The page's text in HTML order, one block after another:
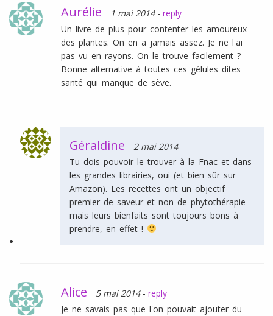
Aurélie 1 mai 2014 - reply
Un livre de plus pour contenter les amoureux
des plantes. On en a jamais assez. Je ne l'ai
pas vu en rayons. On le trouve facilement ?
Bonne alternative à toutes ces gélules dites
santé qui manque de sève.
Géraldine
2 mai 2014
Tu dois pouvoir le trouver à la Fnac et dans
les grandes librairies, oui (et bien sûr sur
Amazon). Les recettes ont un objectif
premier de saveur et non de phytothérapie
mais leurs bienfaits sont toujours bons à
prendre, en effet !
Alice 5 mai 2014 - reply
Je ne savais pas que l'on pouvait ajouter du